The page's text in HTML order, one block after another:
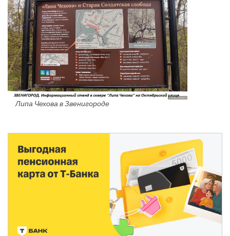
Липа Чехова в Звенигороде